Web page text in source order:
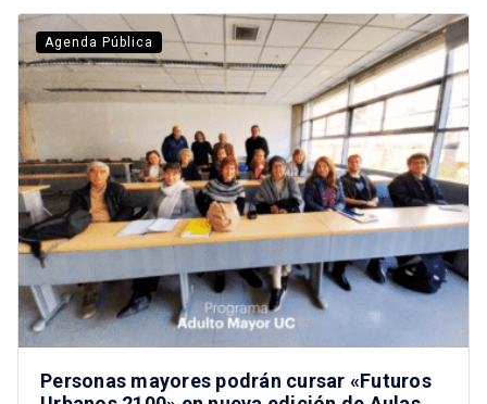
Agenda Pública
Personas mayores podrán cursar «Futuros